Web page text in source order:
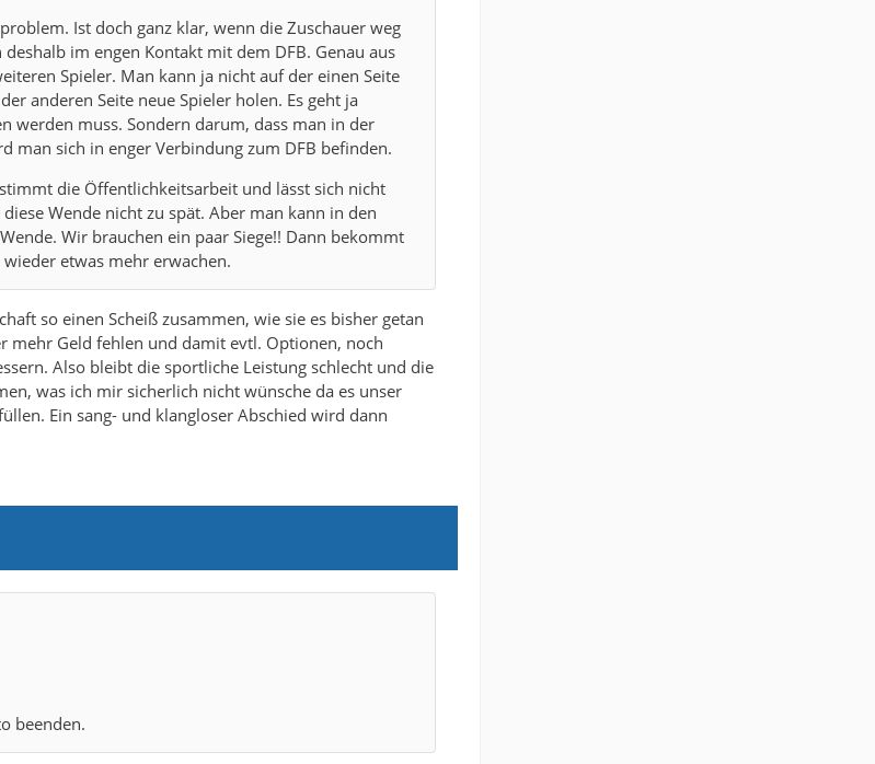
Ist doch ganz klar, wenn die Zuschauer weg
im engen Kontakt mit dem DFB. Genau aus
Spieler. Man kann ja nicht auf der einen Seite
anderen Seite neue Spieler holen. Es geht ja
werden muss. Sondern darum, dass man in der
man sich in enger Verbindung zum DFB befinden.
die Öffentlichkeitsarbeit und lässt sich nicht
Wende nicht zu spät. Aber man kann in den
Wir brauchen ein paar Siege!! Dann bekommt
etwas mehr erwachen.
so einen Scheiß zusammen, wie sie es bisher getan
mehr Geld fehlen und damit evtl. Optionen, noch
Also bleibt die sportliche Leistung schlecht und die
was ich mir sicherlich nicht wünsche da es unser
Ein sang- und klangloser Abschied wird dann
beenden.